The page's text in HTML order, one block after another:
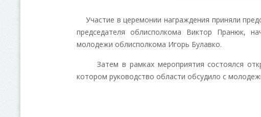
Участие в церемонии награждения приняли
председателя облисполкома Виктор Пранюк,
молодежи облисполкома Игорь Булавко.
Затем в рамках мероприятия состоялся
котором руководство области обсудило с